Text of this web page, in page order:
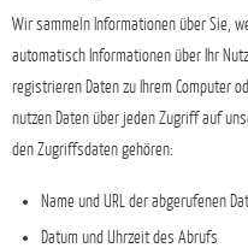
Wir sammeln Informationen über Sie,
automatisch Informationen über Ihr
registrieren Daten zu Ihrem Computer
nutzen Daten über jeden Zugriff auf
den Zugriffsdaten gehören:
Name und URL der abgerufenen
Datum und Uhrzeit des Abrufs